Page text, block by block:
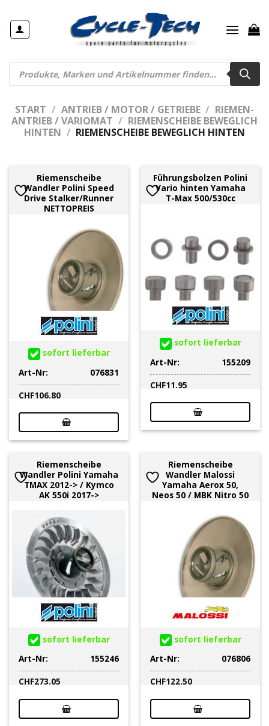
Inhalt
springen
Products
search
START / ANTRIEB / MOTOR / GETRIEBE / RIEMEN-
ANTRIEB / VARIOMAT / RIEMENSCHEIBE BEWEGLICH
HINTEN / RIEMENSCHEIBE BEWEGLICH HINTEN
Riemenscheibe
Wandler Polini Speed
Drive Stalker/Runner
NETTOPREIS
sofort lieferbar
Art-Nr:
076831
CHF106.80
Führungsbolzen Polini
Vario hinten Yamaha
T-Max 500/530cc
sofort lieferbar
Art-Nr:
155209
CHF11.95
Riemenscheibe
Wandler Polini Yamaha
TMAX 2012-> / Kymco
AK 550i 2017->
sofort lieferbar
Art-Nr:
155246
CHF273.05
Riemenscheibe
Wandler Malossi
Yamaha Aerox 50,
Neos 50 / MBK Nitro 50
sofort lieferbar
Art-Nr:
076806
CHF122.50